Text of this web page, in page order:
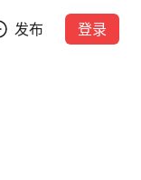
发布 登录